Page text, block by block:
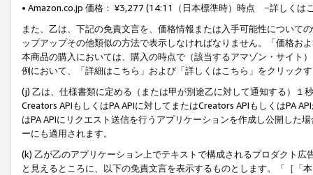
• Amazon.co.jp 価格： ¥3,277 (14:11（日本標準時）時点 −詳しくは
また、乙は、下記の免責文言を、価格情報または入手可能性について
ップアップその他類似の方法で表示しなければなりません。「価格
本商品の購入においては、購入の時点で（該当するアマゾン・サイト
例において、「詳細はこちら」および「詳しくはこちら」をクリック
(j) 乙は、仕様書類に定める（または甲が別途乙に対して通知する）
Creators APIもしくはPA APIに対してまたはCreators APIもしくはPA
はPA APIにリクエスト送信を行うアプリケーションを作成し公開した
ーにも適用されます。
(k) 乙が乙のアプリケーション上でテキストで構成されるプロダクト
と見えるところに、以下の免責文言を表示するものとします。「［「